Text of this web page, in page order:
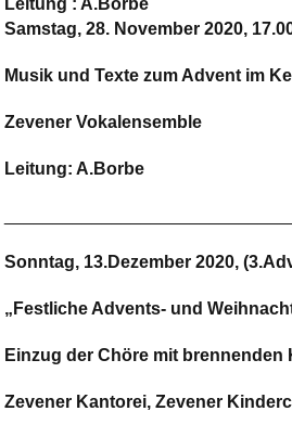
Samstag, 28. November 2020,
Musik und Texte zum Advent im
Zevener Vokalensemble
Leitung: A.Borbe
Sonntag, 13.Dezember 2020,
„Festliche Advents- und
Einzug der Chöre mit brennenden
Zevener Kantorei, Zevener